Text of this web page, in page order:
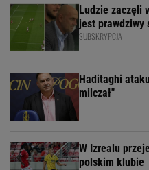
Ludzie zaczęli
jest prawdziwy
SUBSKRYPCJA
Haditaghi
milczał"
W Izrealu
polskim klubie